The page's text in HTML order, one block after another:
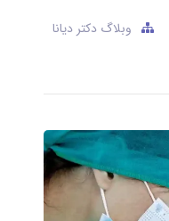
وبلاگ دکتر دیانا